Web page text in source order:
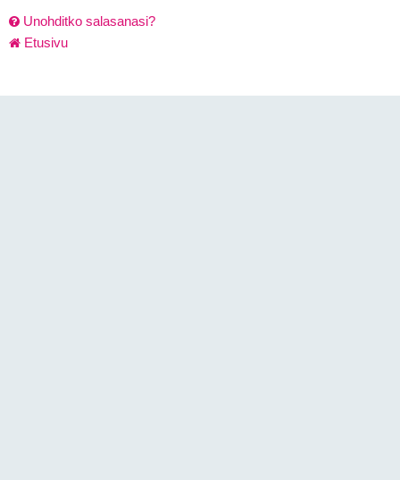
Unohditko salasanasi?
Etusivu